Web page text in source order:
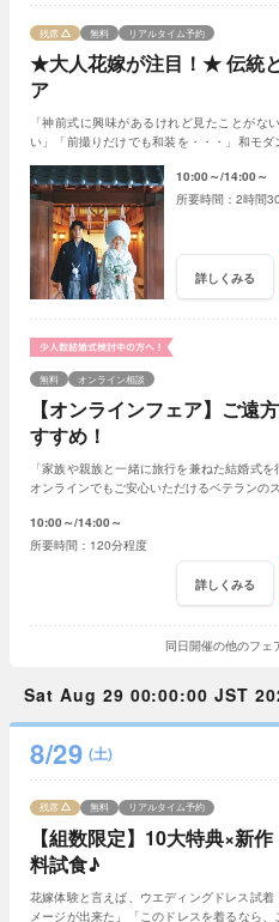
★大人花嫁が注目！★ 伝統
ア
残席 無料 リアルタイム予約
「神前式に興味があるけれど見たことが
い」「前撮りだけでも和装を・・・」和モ
10:00～ 14:00～
2時間
詳しくみる
【オンラインフェア】ご遠
すすめ！
無料 オンライン相談
「家族や親族と一緒に旅行を兼ねた結婚式
オンラインでもご安心いただけるベテランの
10:00～ 14:00～
120分程度
詳しくみる
同日開催の他のフェ
Sat Aug 29 00:00:00 JST
8/29 (土)
【組数限定】10大特典×新
料試食♪
残席 無料 リアルタイム予約
花嫁体験と言えば、ウエディングドレス試
メージが出来た」「このドレスを着るなら